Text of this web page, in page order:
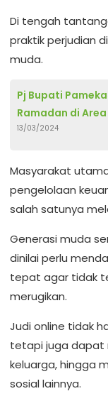
Di tengah
praktik perjudian
muda.
Pj Bupati
Ramadan di
13/03/2024
Masyarakat
pengelolaan
salah satunya
Generasi muda
dinilai perlu
tepat agar tidak
merugikan.
Judi online tidak
tetapi juga dapat
keluarga, hingga
sosial lainnya.